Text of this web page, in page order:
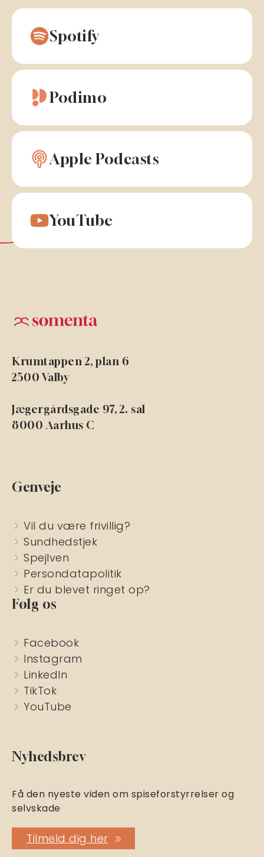
Spotify
Podimo
Apple Podcasts
YouTube
Krumtappen 2, plan 6
2500 Valby
Jægergårdsgade 97, 2. sal
8000 Aarhus C
Genveje
Vil du være frivillig?
Sundhedstjek
Spejlven
Persondatapolitik
Er du blevet ringet op?
Følg os
Facebook
Instagram
LinkedIn
TikTok
YouTube
Nyhedsbrev
Få den nyeste viden om spiseforstyrrelser og
selvskade
Tilmeld dig her